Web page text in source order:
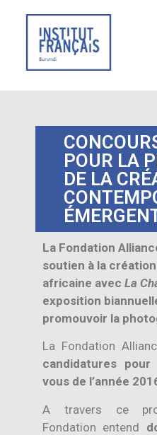
POUR LA
DE LA
La Fondation
soutien à la
africaine avec La
exposition
promouvoir la
La Fondation
candidatures
vous de l’année
A travers ce
Fondation entend